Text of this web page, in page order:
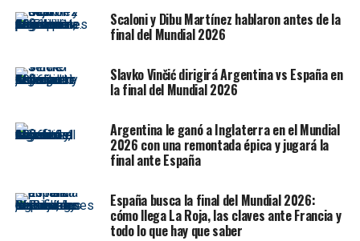
España llegaba al compromiso con la intención de
comenzar a generar ilusión de cara a la Copa del Mundo.
expectativas.
👕 Dorsales confirmados
para el España-Irak de A
Coruña.
🔗
Scaloni y Dibu Martínez hablaron antes de la
final del Mundial 2026
Slavko Vinčić dirigirá Argentina vs España en
la final del Mundial 2026
Argentina le ganó a Inglaterra en el Mundial
2026 con una remontada épica y jugará la
final ante España
España busca la final del Mundial 2026:
cómo llega La Roja, las claves ante Francia y
todo lo que hay que saber